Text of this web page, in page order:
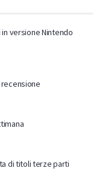
versione Nintendo
recensione
di titoli terze parti